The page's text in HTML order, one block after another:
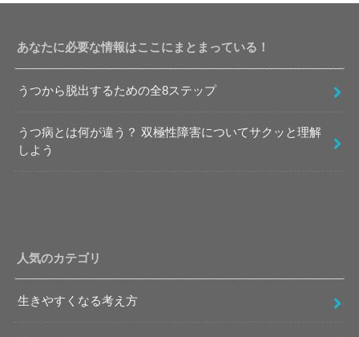
あなたに必要な情報はここにまとまっている！
うつから脱出するための全8ステップ
うつ病とは何が違う？ 双極性障害についてサクッと理解
しよう
人気のカテゴリ
生きやすくなる考え方